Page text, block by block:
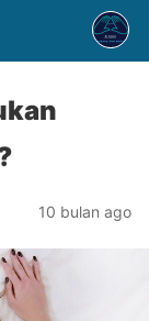
10 bulan ago